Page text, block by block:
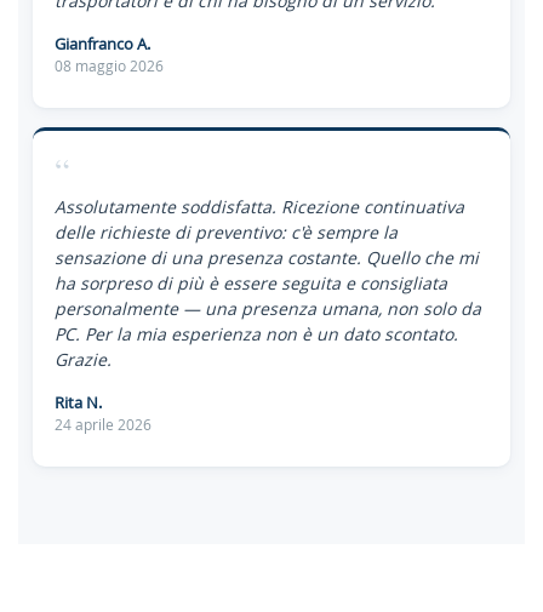
Gianfranco A.
08 maggio 2026
“
Assolutamente soddisfatta. Ricezione continuativa
delle richieste di preventivo: c'è sempre la
sensazione di una presenza costante. Quello che mi
ha sorpreso di più è essere seguita e consigliata
personalmente — una presenza umana, non solo da
PC. Per la mia esperienza non è un dato scontato.
Grazie.
Rita N.
24 aprile 2026